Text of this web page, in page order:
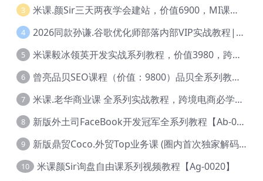
3 米课.颜Sir三天两夜学会建站，价值6900，MI课甄选课程 【Ag-0055】
4 2026同款孙谦.谷歌优化师部落内部VIP实战教程|价值4999元全网独家解码（官方报名版本）【@034】
5 米课毅冰领英开发实战系列教程，价值3980，跨境必选【Ag-0049】
6 曾亮品贝SEO课程（价值：9800）品贝全系列教程 【Ab-0022】
7 米课.老华商业课 全系列实战教程，跨境电商必学，价值16900元【Ag-0053】
8 新版外土司FaceBook开发冠军全系列教程【Ab-0021】
9 新版鼎贸Coco.外贸Top业务课 (圈内首次独家解码|460节课)【Ag-0091】
10 米课颜Sir询盘自由课系列视频教程【Ag-0020】